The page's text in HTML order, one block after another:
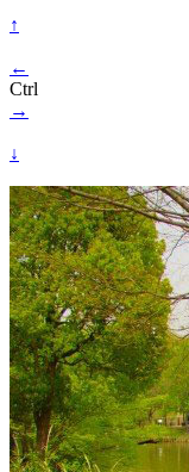
↑
←
Ctrl
→
↓